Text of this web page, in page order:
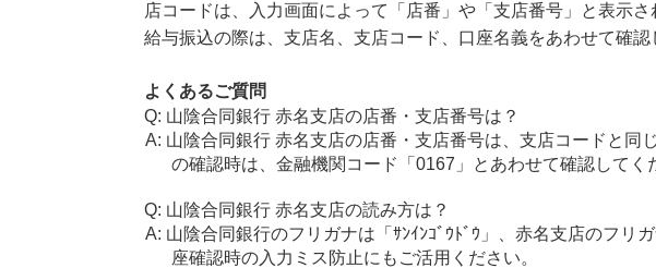
店コードは、入力画面によって「店番」や「支店番号」と表示
給与振込の際は、支店名、支店コード、口座名義をあわせて確認
よくあるご質問
山陰合同銀行 赤名支店の店番・支店番号は？
山陰合同銀行 赤名支店の店番・支店番号は、支店コードと同
の確認時は、金融機関コード「0167」とあわせて確認してく
山陰合同銀行 赤名支店の読み方は？
山陰合同銀行のフリガナは「ｻﾝｲﾝｺﾞｳﾄﾞｳ」、赤名支店のフリ
座確認時の入力ミス防止にもご活用ください。